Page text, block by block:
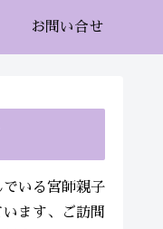
お問い合せ
いる宮師親子
ます、ご訪問